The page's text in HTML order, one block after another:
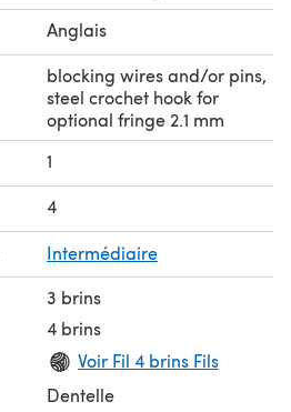
Anglais
blocking wires and/or pins,
steel crochet hook for
optional fringe 2.1 mm
1
4
Intermédiaire
3 brins
4 brins
Voir Fil 4 brins Fils
Dentelle